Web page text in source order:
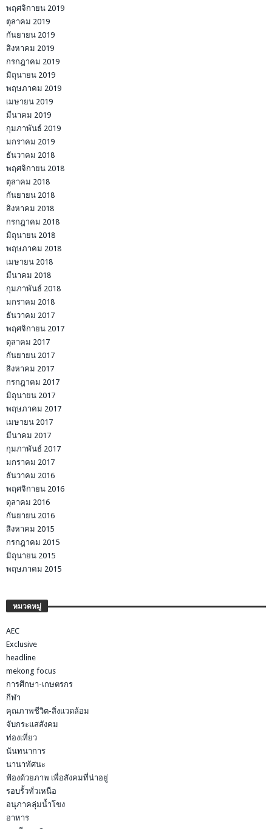
พฤศจิกายน 2019
ตุลาคม 2019
กันยายน 2019
สิงหาคม 2019
กรกฎาคม 2019
มิถุนายน 2019
พฤษภาคม 2019
เมษายน 2019
มีนาคม 2019
กุมภาพันธ์ 2019
มกราคม 2019
ธันวาคม 2018
พฤศจิกายน 2018
ตุลาคม 2018
กันยายน 2018
สิงหาคม 2018
กรกฎาคม 2018
มิถุนายน 2018
พฤษภาคม 2018
เมษายน 2018
มีนาคม 2018
กุมภาพันธ์ 2018
มกราคม 2018
ธันวาคม 2017
พฤศจิกายน 2017
ตุลาคม 2017
กันยายน 2017
สิงหาคม 2017
กรกฎาคม 2017
มิถุนายน 2017
พฤษภาคม 2017
เมษายน 2017
มีนาคม 2017
กุมภาพันธ์ 2017
มกราคม 2017
ธันวาคม 2016
พฤศจิกายน 2016
ตุลาคม 2016
กันยายน 2016
สิงหาคม 2015
กรกฎาคม 2015
มิถุนายน 2015
พฤษภาคม 2015
หมวดหมู่
AEC
Exclusive
headline
mekong focus
การศึกษา-เกษตรกร
กีฬา
คุณภาพชีวิต-สิ่งแวดล้อม
จับกระแสสังคม
ท่องเที่ยว
นันทนาการ
นานาทัศนะ
ฟ้องด้วยภาพ เพื่อสังคมที่น่าอยู่
รอบรั้วทั่วเหนือ
อนุภาคลุ่มน้ำโขง
อาหาร